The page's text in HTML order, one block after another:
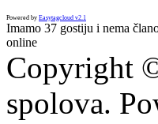
Powered by Easytagcloud v2.1
Imamo 37 gostiju i nema
online
Copyright
spolova.